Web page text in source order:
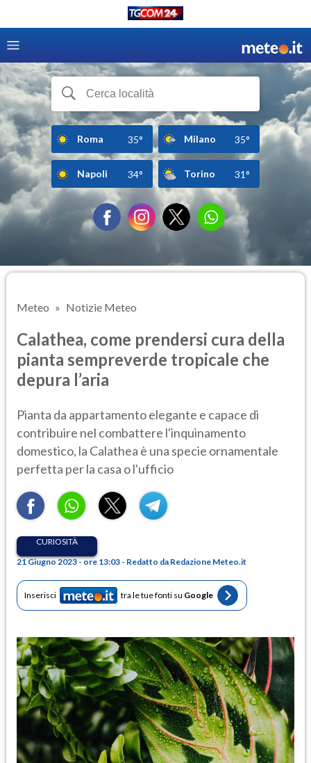
Roma 35° Milano 35°
Napoli 34° Torino 31°
Meteo Notizie Meteo
Calathea, come prendersi cura della
pianta sempreverde tropicale che
depura l’aria
Pianta da appartamento elegante e capace di
contribuire nel combattere l'inquinamento
domestico, la Calathea è una specie ornamentale
perfetta per la casa o l'ufficio
CURIOSITÀ
21 Giugno 2023 - ore 13:03 - Redatto da Redazione Meteo.it
Inserisci tra le tue fonti su Google